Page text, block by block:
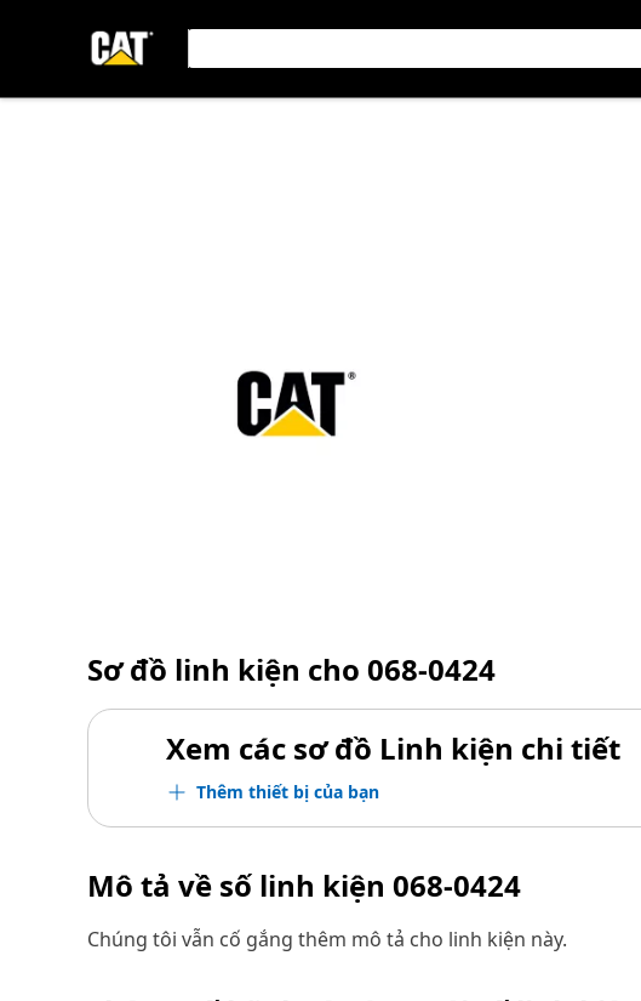
Sơ đồ linh kiện cho 068-0424
Xem các sơ đồ Linh kiện chi tiết
Thêm thiết bị của bạn
Mô tả về số linh kiện 068-0424
Chúng tôi vẫn cố gắng thêm mô tả cho linh kiện này.